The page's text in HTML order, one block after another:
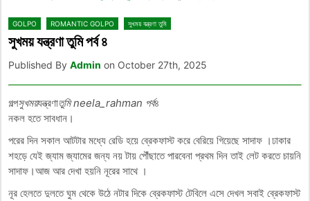
GOLPO ROMANTIC GOLPO সুখময় যন্ত্রণা তুমি
সুখময় যন্ত্রণা তুমি পর্ব ৪
Published By Admin on October 27th, 2025
গল্পসুখময়যন্ত্রণাতুমি neela_rahman পর্ব৪
নকল হতে সাবধান।
পরের দিন সকাল আটটার মধ্যে রেডি হয়ে ব্রেকফাস্ট করে বেরিয়ে গিয়েছে সাদাফ ।ঢাকার
শহড়ে যেই জ্যাম জ্যামের জন্য নয় টায় পৌঁছাতে পারবেনা প্রথম দিন তাই লেট করতে চায়নি
সাদাফ।আজ আর দেখা হয়নি নূরের সাথে ।
নূর হেলতে দুলতে ঘুম থেকে উঠে নটার দিকে ব্রেকফাস্ট টেবিলে এসে দেখল সবাই ব্রেকফাস্ট